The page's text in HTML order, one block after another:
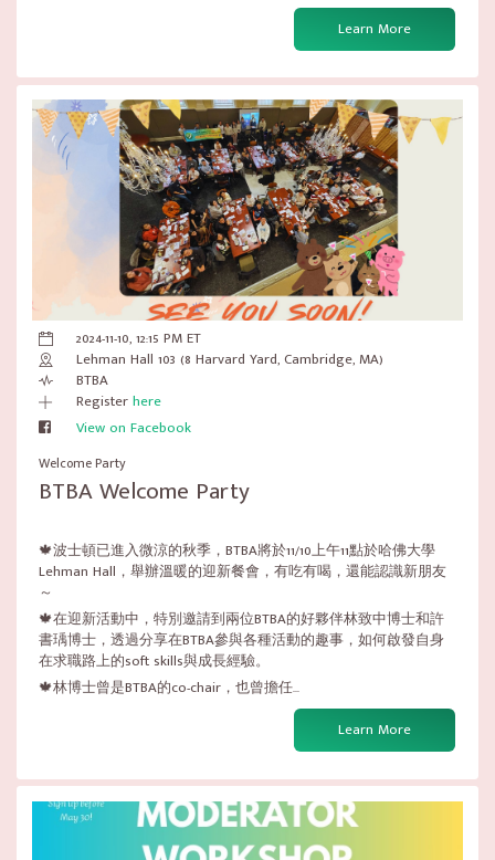
Learn More
2024-11-10, 12:15 PM ET
Lehman Hall 103 (8 Harvard Yard, Cambridge, MA)
BTBA
Registerhere
View on Facebook
Welcome Party
BTBA Welcome Party
🍁波士頓已進入微涼的秋季，BTBA將於11/10上午11點於哈佛大學
Lehman Hall，舉辦溫暖的迎新餐會，有吃有喝，還能認識新朋友
～
🍁在迎新活動中，特別邀請到兩位BTBA的好夥伴林致中博士和許
書瑀博士，透過分享在BTBA參與各種活動的趣事，如何啟發自身
在求職路上的soft skills與成長經驗。
🍁林博士曾是BTBA的co-chair，也曾擔任...
Learn More